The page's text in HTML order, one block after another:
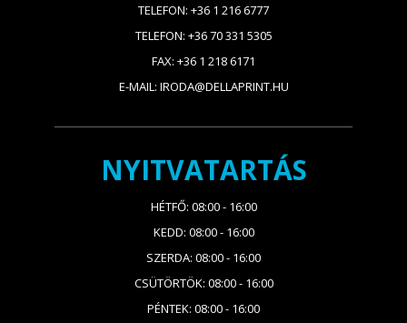
TELEFON: +36 1 216 6777
TELEFON: +36 70 331 5305
FAX: +36 1 218 6171
E-MAIL: IRODA@DELLAPRINT.HU
NYITVATARTÁS
HÉTFŐ: 08:00 - 16:00
KEDD: 08:00 - 16:00
SZERDA: 08:00 - 16:00
CSÜTÖRTÖK: 08:00 - 16:00
PÉNTEK: 08:00 - 16:00